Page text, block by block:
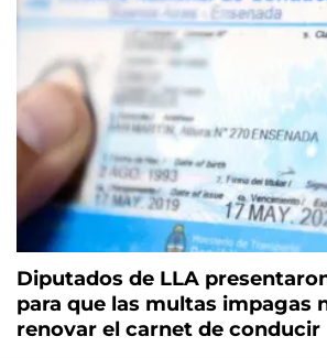
Diputados de LLA
para que las multas impagas
renovar el carnet de conducir